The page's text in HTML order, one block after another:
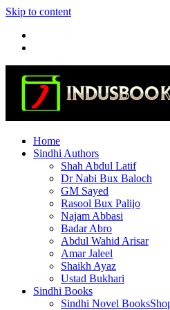
Skip to content
Home
Sindhi Authors
Shah Abdul Latif
Dr Nabi Bux Baloch
GM Sayed
Rasool Bux Palijo
Najam Abbasi
Badar Abro
Abdul Wahid Arisar
Amar Jaleel
Shaikh Ayaz
Ustad Bukhari
Sindhi Books
Sindhi Novel Books